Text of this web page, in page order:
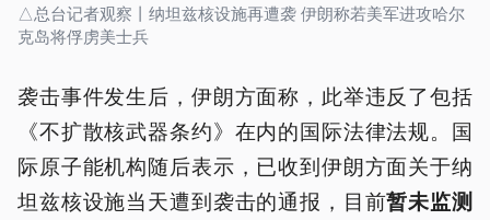
△总台记者观察丨纳坦兹核设施再遭袭 伊朗称若美军进攻哈尔
克岛将俘虏美士兵
袭击事件发生后，伊朗方面称，此举违反了包括
《不扩散核武器条约》在内的国际法律法规。国
际原子能机构随后表示，已收到伊朗方面关于纳
坦兹核设施当天遭到袭击的通报，目前暂未监测